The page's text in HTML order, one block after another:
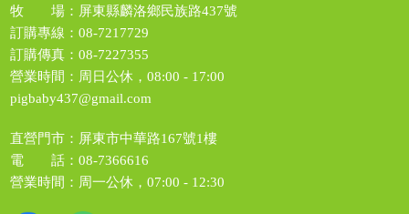
牧 場：屏東縣麟洛鄉民族路437號
訂購專線：08-7217729
訂購傳真：08-7227355
營業時間：周日公休，08:00 - 17:00
pigbaby437@gmail.com
直營門市：屏東市中華路167號1樓
電 話：08-7366616
營業時間：周一公休，07:00 - 12:30